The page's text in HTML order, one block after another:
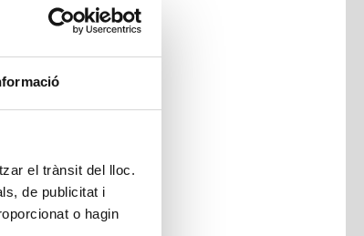
el trànsit del lloc.
de publicitat i
o hagin